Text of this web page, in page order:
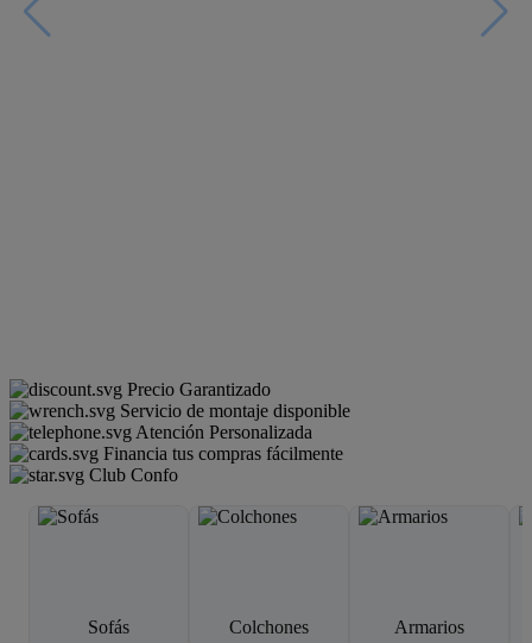
Precio Garantizado
Servicio de montaje disponible
Atención Personalizada
Financia tus compras fácilmente
Club Confo
Sofás Colchones Armarios